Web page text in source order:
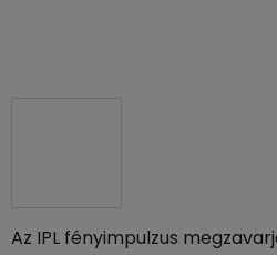
Az IPL fényimpulzus